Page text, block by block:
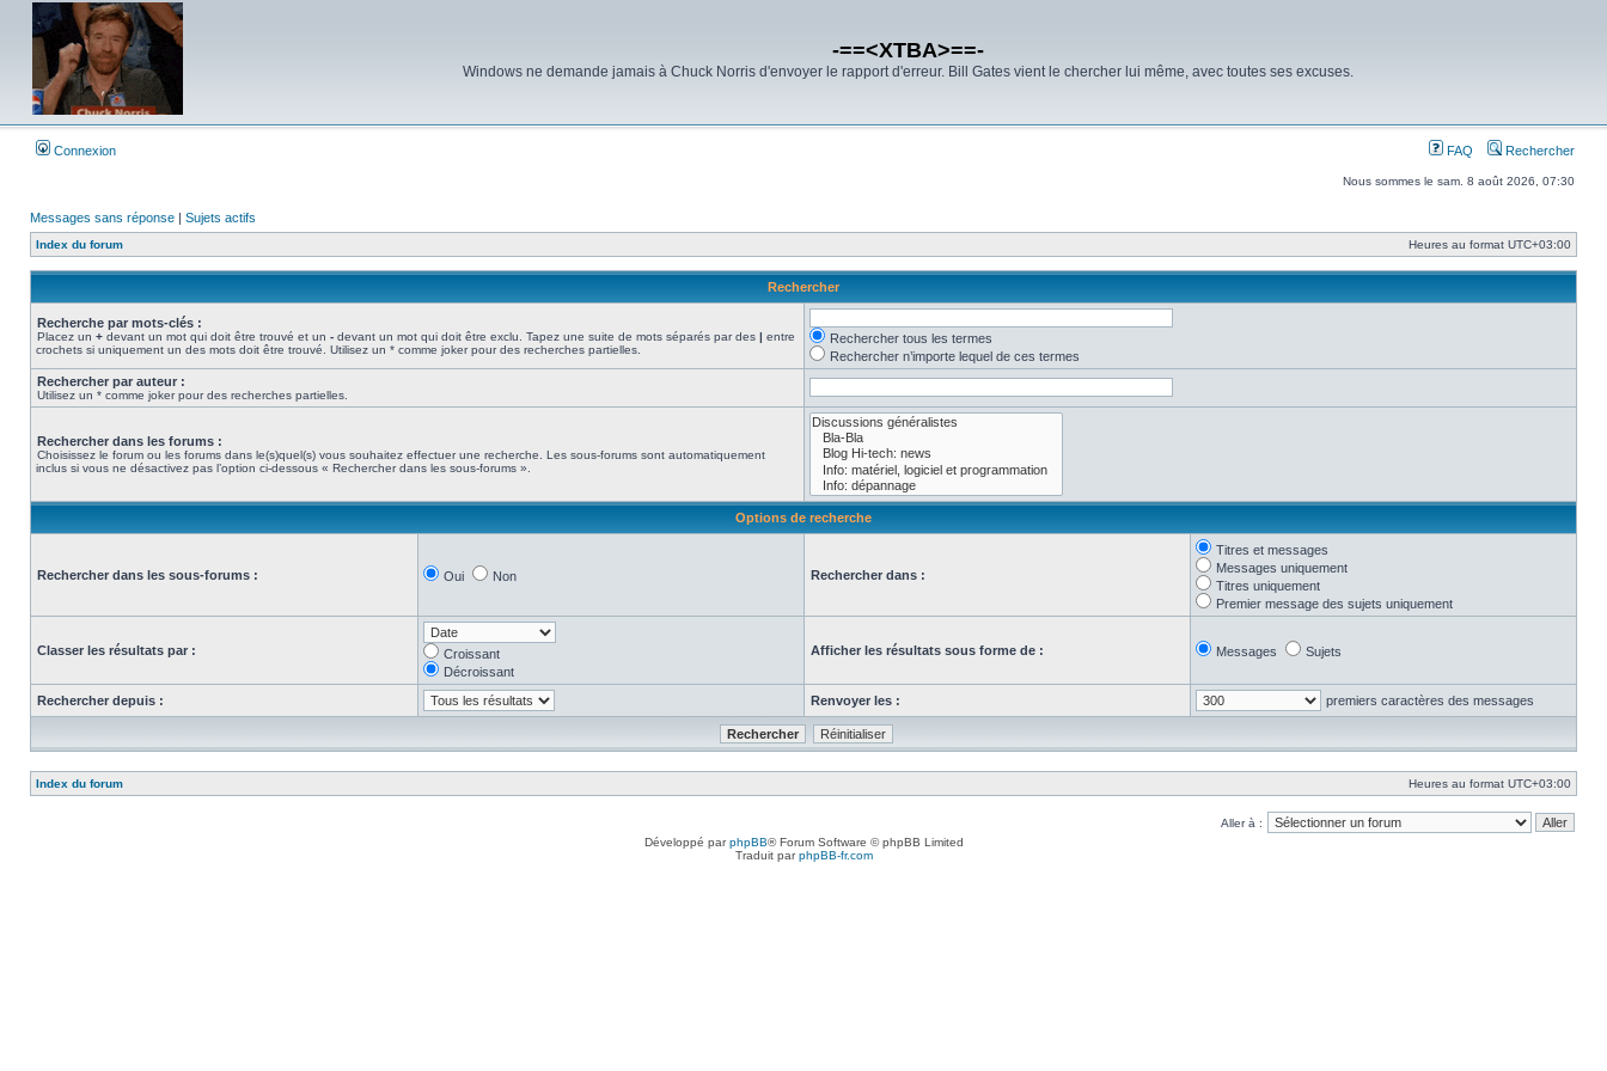
-==<XTBA>==-
Windows ne demande jamais à Chuck Norris d'envoyer le rapport d'erreur. Bill Gates vient le chercher lui même, avec toutes ses excuses.
Connexion FAQ Rechercher
Nous sommes le sam. 8 août 2026, 07:30
Messages sans réponse | Sujets actifs
Index du forum Heures au format UTC+03:00
Rechercher
Recherche par mots-clés :
Placez un + devant un mot qui doit être trouvé et un - devant un mot qui doit être exclu. Tapez une suite de mots séparés par des | entre
crochets si uniquement un des mots doit être trouvé. Utilisez un * comme joker pour des recherches partielles.
Rechercher tous les termes
Rechercher n’importe lequel de ces termes
Rechercher par auteur :
Utilisez un * comme joker pour des recherches partielles.
Rechercher dans les forums :
Choisissez le forum ou les forums dans le(s)quel(s) vous souhaitez effectuer une recherche. Les sous-forums sont automatiquement
inclus si vous ne désactivez pas l’option ci-dessous « Rechercher dans les sous-forums ».
Options de recherche
Rechercher dans les sous-forums : Oui Non Rechercher dans :
Titres et messages
Messages uniquement
Titres uniquement
Premier message des sujets uniquement
Classer les résultats par :
Croissant
Décroissant
Afficher les résultats sous forme de : Messages Sujets
Rechercher depuis : Renvoyer les : premiers caractères des messages
Index du forum Heures au format UTC+03:00
Aller à :
Développé parphpBB® Forum Software © phpBB Limited
Traduit parphpBB-fr.com